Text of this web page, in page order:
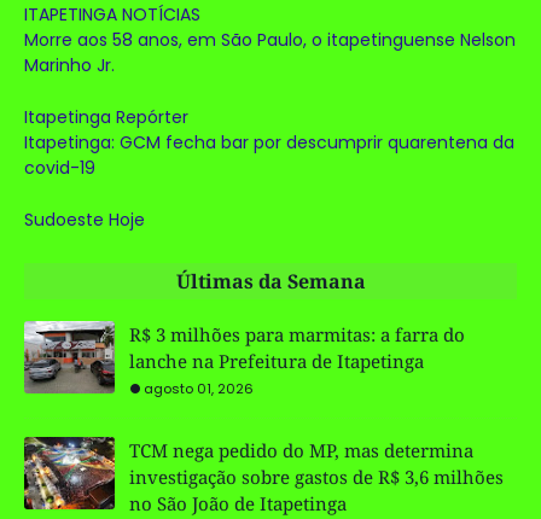
ITAPETINGA NOTÍCIAS
Morre aos 58 anos, em São Paulo, o itapetinguense Nelson
Marinho Jr.
Itapetinga Repórter
Itapetinga: GCM fecha bar por descumprir quarentena da
covid-19
Sudoeste Hoje
Últimas da Semana
R$ 3 milhões para marmitas: a farra do
lanche na Prefeitura de Itapetinga
agosto 01, 2026
TCM nega pedido do MP, mas determina
investigação sobre gastos de R$ 3,6 milhões
no São João de Itapetinga